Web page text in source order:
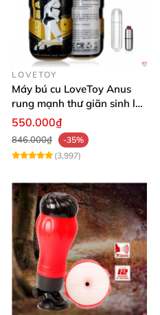
LOVETOY
Máy bú cu LoveToy Anus
rung mạnh thư giãn sinh lý
tăng khoái cảm
550.000₫
846.000₫
-35%
(3,997)